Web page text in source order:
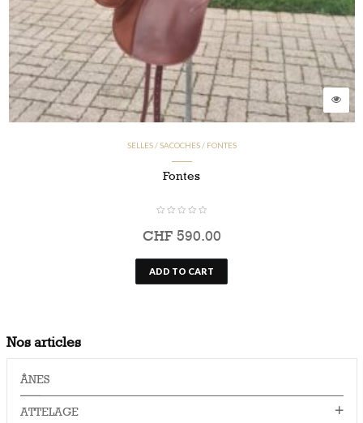
SELLES / SACOCHES / FONTES
Fontes
CHF590.00
ADD TO CART
Nos articles
ÂNES
ATTELAGE